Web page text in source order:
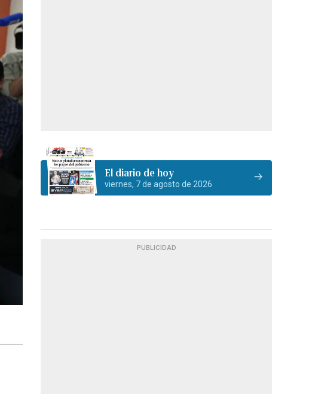
El diario de hoy
viernes, 7 de agosto de 2026
PUBLICIDAD